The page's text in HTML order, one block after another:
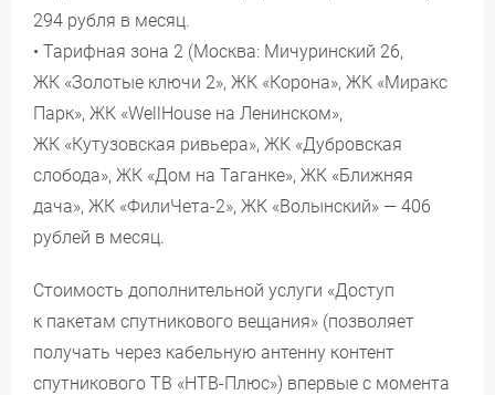
294 рубля в месяц.
• Тарифная зона 2 (Москва: Мичуринский 26,
ЖК «Золотые ключи 2», ЖК «Корона», ЖК «Миракс
Парк», ЖК «WellHouse на Ленинском»,
ЖК «Кутузовская ривьера», ЖК «Дубровская
слобода», ЖК «Дом на Таганке», ЖК «Ближняя
дача», ЖК «ФилиЧета-2», ЖК «Волынский» — 406
рублей в месяц.
Стоимость дополнительной услуги «Доступ
к пакетам спутникового вещания» (позволяет
получать через кабельную антенну контент
спутникового ТВ «НТВ-Плюс») впервые с момента